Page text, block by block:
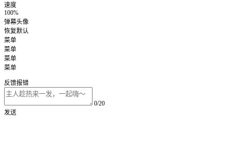
速度
100%
弹幕头像
恢复默认
菜单
菜单
菜单
菜单
反馈报错
0/20
发送